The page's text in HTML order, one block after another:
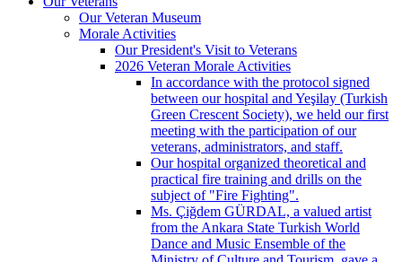
Our Veteran Museum
Morale Activities
Our President's Visit to Veterans
2026 Veteran Morale Activities
In accordance with the protocol signed
between our hospital and Yeşilay (Turkish
Green Crescent Society), we held our first
meeting with the participation of our
veterans, administrators, and staff.
Our hospital organized theoretical and
practical fire training and drills on the
subject of "Fire Fighting".
Ms. Çiğdem GÜRDAL, a valued artist
from the Ankara State Turkish World
Dance and Music Ensemble of the